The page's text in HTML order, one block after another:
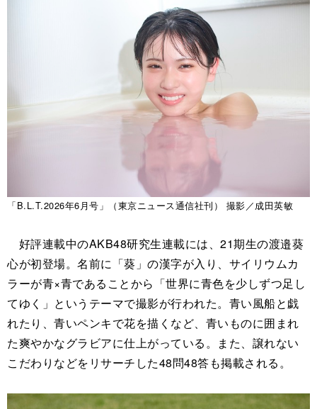
「B.L.T.2026年6月号」（東京ニュース通信社刊） 撮影／成田英敏
好評連載中のAKB48研究生連載には、21期生の渡邉葵
心が初登場。名前に「葵」の漢字が入り、サイリウムカ
ラーが青×青であることから「世界に青色を少しずつ足し
てゆく」というテーマで撮影が行われた。青い風船と戯
れたり、青いペンキで花を描くなど、青いものに囲まれ
た爽やかなグラビアに仕上がっている。また、譲れない
こだわりなどをリサーチした48問48答も掲載される。